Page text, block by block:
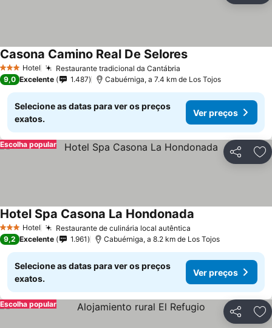
3 EstrelasHotel Restaurante tradicional da Cantábria
Casona Camino Real De Selores
9,0 Excelente 1.487 Cabuérniga, a 7.4 km de Los Tojos
Selecione as datas para ver os preços
exatos.
Ver preços
Partilhar
Escolha popular
3 EstrelasHotel Restaurante de culinária local autêntica
Hotel Spa Casona La Hondonada
9,2 Excelente 1.961 Cabuérniga, a 8.2 km de Los Tojos
Selecione as datas para ver os preços
exatos.
Ver preços
Partilhar
Escolha popular